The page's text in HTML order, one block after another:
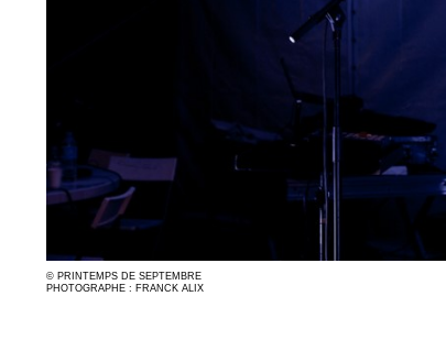
© PRINTEMPS DE SEPTEMBRE
PHOTOGRAPHE : FRANCK ALIX